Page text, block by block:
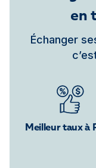
en
Échanger
Meilleur taux à